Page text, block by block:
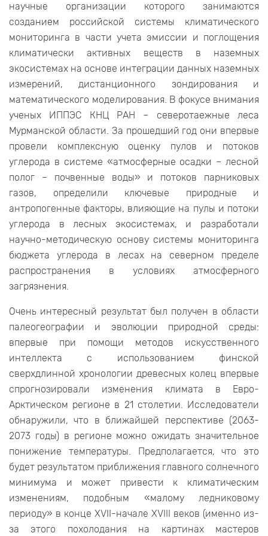
научные организации которого занимаются
созданием российской системы климатического
мониторинга в части учета эмиссии и поглощения
климатически активных веществ в наземных
экосистемах на основе интеграции данных наземных
измерений, дистанционного зондирования и
математического моделирования. В фокусе внимания
ученых ИППЭС КНЦ РАН – северотаежные леса
Мурманской области. За прошедший год они впервые
провели комплексную оценку пулов и потоков
углерода в системе «атмосферные осадки – лесной
полог – почвенные воды» и потоков парниковых
газов, определили ключевые природные и
антропогенные факторы, влияющие на пулы и потоки
углерода в лесных экосистемах, и разработали
научно-методическую основу системы мониторинга
бюджета углерода в лесах на северном пределе
распространения в условиях атмосферного
загрязнения.
Очень интересный результат был получен в области
палеогеографии и эволюции природной среды:
впервые при помощи методов искусственного
интеллекта с использованием финской
сверхдлинной хронологии древесных колец впервые
спрогнозировали изменения климата в Евро-
Арктическом регионе в 21 столетии. Исследователи
обнаружили, что в ближайшей перспективе (2063-
2073 годы) в регионе можно ожидать значительное
понижение температуры. Предполагается, что это
будет результатом приближения главного солнечного
минимума и может привести к климатическим
изменениям, подобным «малому ледниковому
периоду» в конце XVII-начале XVIII веков (именно из-
за этого похолодания на картинах мастеров